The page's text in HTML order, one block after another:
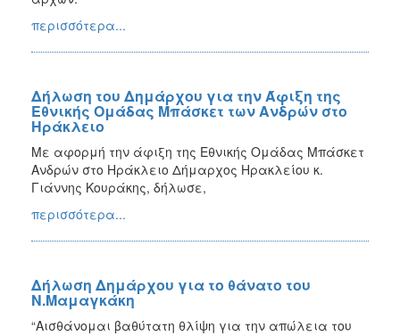
περισσότερα...
Δήλωση του Δημάρχου για την Άφιξη της
Εθνικής Ομάδας Μπάσκετ των Ανδρών στο
Ηράκλειο
Με αφορμή την άφιξη της Εθνικής Ομάδας Μπάσκετ
Ανδρών στο Ηράκλειο Δήμαρχος Ηρακλείου κ.
Γιάννης Κουράκης, δήλωσε,
περισσότερα...
Δήλωση Δημάρχου για το θάνατο του
Ν.Μαμαγκάκη
“Αισθάνομαι βαθύτατη θλίψη για την απώλεια του